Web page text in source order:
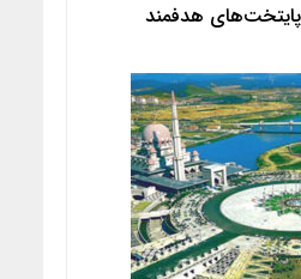
پایتخت‌های هدفمند